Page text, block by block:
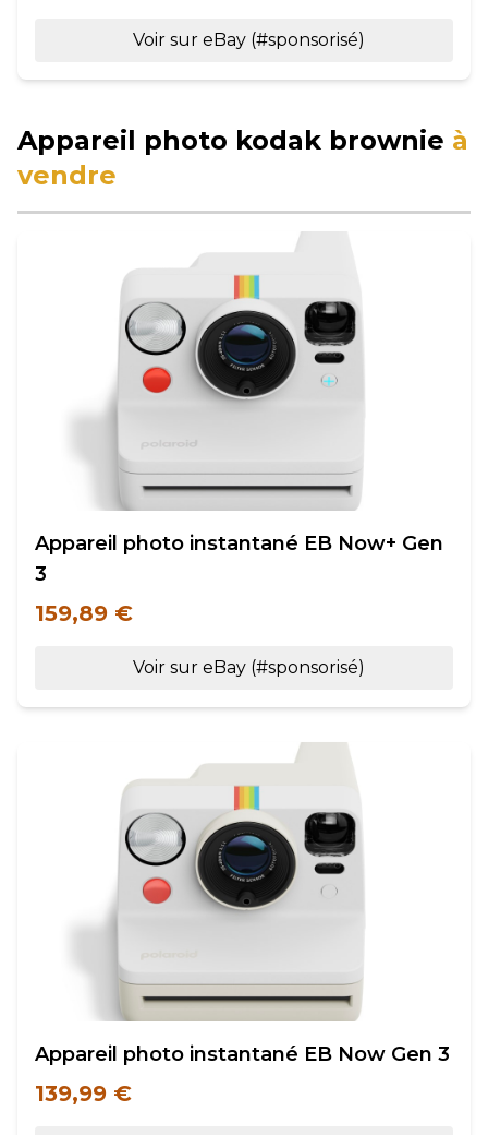
Voir sur eBay (#sponsorisé)
Appareil photo kodak brownie à
vendre
Appareil photo instantané EB Now+ Gen
3
159,89 €
Voir sur eBay (#sponsorisé)
Appareil photo instantané EB Now Gen 3
139,99 €